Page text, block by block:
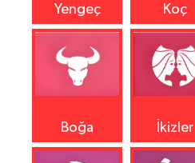
Yengeç Koç
Boğa İkizler